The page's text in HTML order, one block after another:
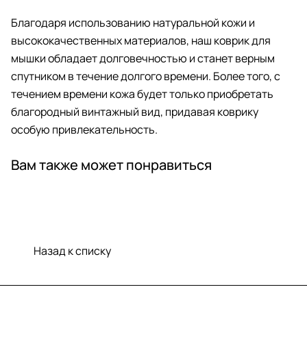
Благодаря использованию натуральной кожи и
высококачественных материалов, наш коврик для
мышки обладает долговечностью и станет верным
спутником в течение долгого времени. Более того, с
течением времени кожа будет только приобретать
благородный винтажный вид, придавая коврику
особую привлекательность.
Вам также может понравиться
Назад к списку